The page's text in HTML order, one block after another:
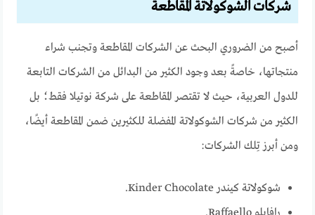
شركات الشوكولاتة المقاطعة
أصبح من الضروري البحث عن الشركات المقاطعة وتجنب شراء
منتجاتها، خاصةً بعد وجود الكثير من البدائل من الشركات التابعة
للدول العربية، حيث لا تقتصر المقاطعة على شركة نوتيلا فقط؛ بل
الكثير من شركات الشوكولاتة المفضلة للكثيرين ضمن المقاطعة أيضًا،
ومن أبرز تِلك الشركات:
شوكولاتة كيندر Kinder Chocolate.